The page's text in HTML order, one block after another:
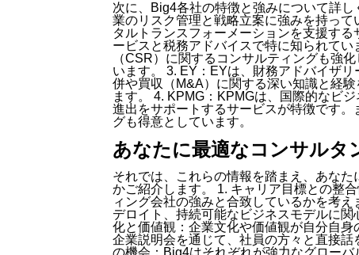
次に、Big4各社の特徴と強みについて詳
業のリスク管理と戦略立案に強みを持っ
タルトランスフォーメーションを支援す
ービスと税務アドバイスで特に知られて
（CSR）に関するコンサルティングも強
います。 3. EY：EYは、財務アドバイザ
併や買収（M&A）に関する深い知識と経
ます。 4. KPMG：KPMGは、国際的なビ
進出をサポートするサービスが特徴です
グも得意としています。
あなたに最適なコンサルタ
それでは、これらの情報を踏まえ、あな
かご紹介します。 1. キャリア目標との整
ィング会社の強みと合致しているかを考
デロイト、持続可能なビジネスモデルに
化と価値観：企業文化や価値観が自分自
企業説明会を通じて、社員の方々と直接